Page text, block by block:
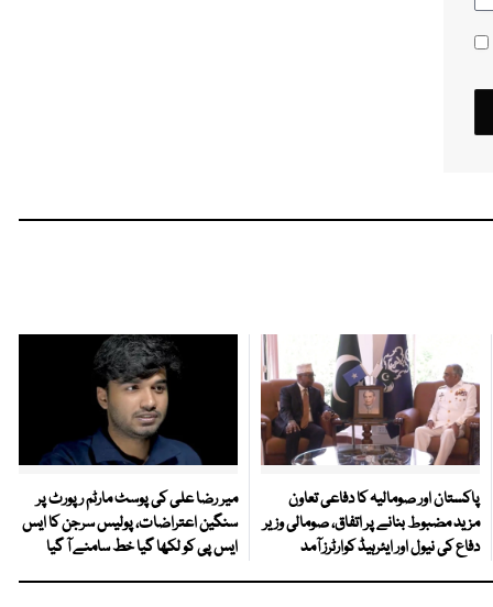
پاکستان اور صومالیہ کا دفاعی تعاون
مزید مضبوط بنانے پر اتفاق، صومالی وزیر
دفاع کی نیول اور ایئرہیڈ کوارٹرز آمد
میر رضا علی کی پوسٹ مارٹم رپورٹ پر
سنگین اعتراضات، پولیس سرجن کا ایس
ایس پی کو لکھا گیا خط سامنے آ گیا